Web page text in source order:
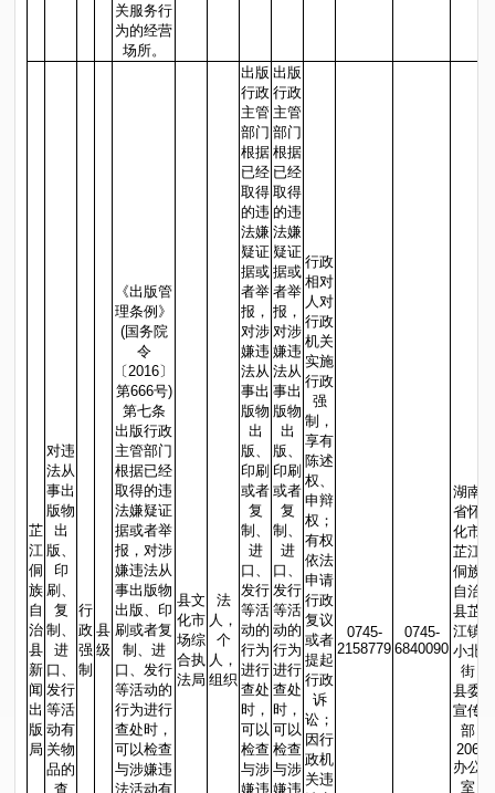
关服务行
为的经营
场所。
芷
江
侗
族
自
治
县
新
闻
出
版
局
对违
法从
事出
版物
出
版、
印
刷、
复
制、
进
口、
发行
等活
动有
关物
品的
查
行
政
强
制
县
级
《出版管
理条例》
(国务院
令
〔2016〕
第666号)
第七条
出版行政
主管部门
根据已经
取得的违
法嫌疑证
据或者举
报，对涉
嫌违法从
事出版物
出版、印
刷或者复
制、进
口、发行
等活动的
行为进行
查处时，
可以检查
与涉嫌违
法活动有
县文
化市
场综
合执
法局
法
人，
个
人，
组织
出版
行政
主管
部门
根据
已经
取得
的违
法嫌
疑证
据或
者举
报，
对涉
嫌违
法从
事出
版物
出
版、
印刷
或者
复
制、
进
口、
发行
等活
动的
行为
进行
查处
时，
可以
检查
与涉
嫌违
出版
行政
主管
部门
根据
已经
取得
的违
法嫌
疑证
据或
者举
报，
对涉
嫌违
法从
事出
版物
出
版、
印刷
或者
复
制、
进
口、
发行
等活
动的
行为
进行
查处
时，
可以
检查
与涉
嫌违
行政
相对
人对
行政
机关
实施
行政
强
制，
享有
陈述
权、
申辩
权；
有权
依法
申请
行政
复议
或者
提起
行政
诉
讼；
因行
政机
关违
0745-
2158779
0745-
6840090
湖南
省怀
化市
芷江
侗族
自治
县芷
江镇
小北
街
县委
宣传
部
206
办公
室